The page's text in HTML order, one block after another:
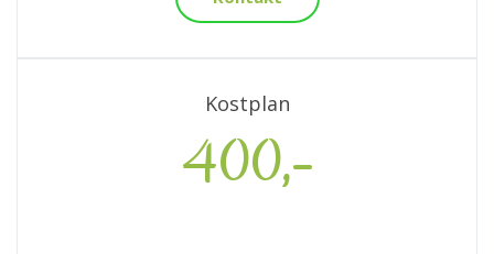
Kostplan
400,-